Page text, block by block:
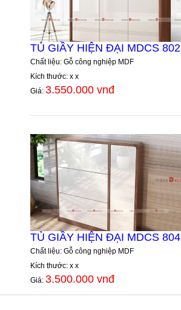
TỦ GIẦY HIỆN ĐẠI MDCS 802
Chất liệu: Gỗ công nghiệp MDF
Kích thước: x x
Giá: 3.550.000 vnđ
TỦ GIẦY HIỆN ĐẠI MDCS 804
Chất liệu: Gỗ công nghiệp MDF
Kích thước: x x
Giá: 3.500.000 vnđ